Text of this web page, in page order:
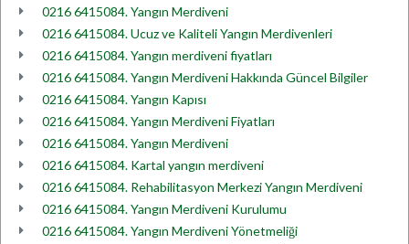
0216 6415084. Yangın Merdiveni
0216 6415084. Ucuz ve Kaliteli Yangın Merdivenleri
0216 6415084. Yangın merdiveni fiyatları
0216 6415084. Yangın Merdiveni Hakkında Güncel Bilgiler
0216 6415084. Yangın Kapısı
0216 6415084. Yangın Merdiveni Fiyatları
0216 6415084. Yangın Merdiveni
0216 6415084. Kartal yangın merdiveni
0216 6415084. Rehabilitasyon Merkezi Yangın Merdiveni
0216 6415084. Yangın Merdiveni Kurulumu
0216 6415084. Yangın Merdiveni Yönetmeliği